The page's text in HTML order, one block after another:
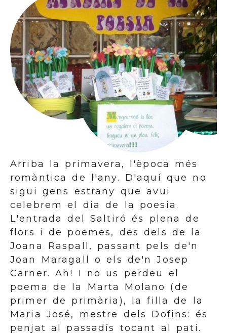
Arriba la primavera, l'època més
romàntica de l'any. D'aquí que no
sigui gens estrany que avui
celebrem el dia de la poesia.
L'entrada del Saltiró és plena de
flors i de poemes, des dels de la
Joana Raspall, passant pels de'n
Joan Maragall o els de'n Josep
Carner. Ah! I no us perdeu el
poema de la Marta Molano (de
primer de primària), la filla de la
Maria José, mestre dels Dofins: és
penjat al passadís tocant al pati.